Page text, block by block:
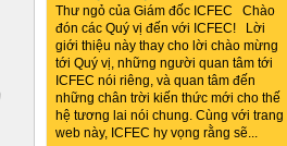
Thư ngỏ của Giám đốc ICFEC Chào
đón các Quý vị đến với ICFEC! Lời
giới thiệu này thay cho lời chào mừng
tới Quý vị, những người quan tâm tới
ICFEC nói riêng, và quan tâm đến
những chân trời kiến thức mới cho thế
hệ tương lai nói chung. Cùng với trang
web này, ICFEC hy vọng rằng sẽ...